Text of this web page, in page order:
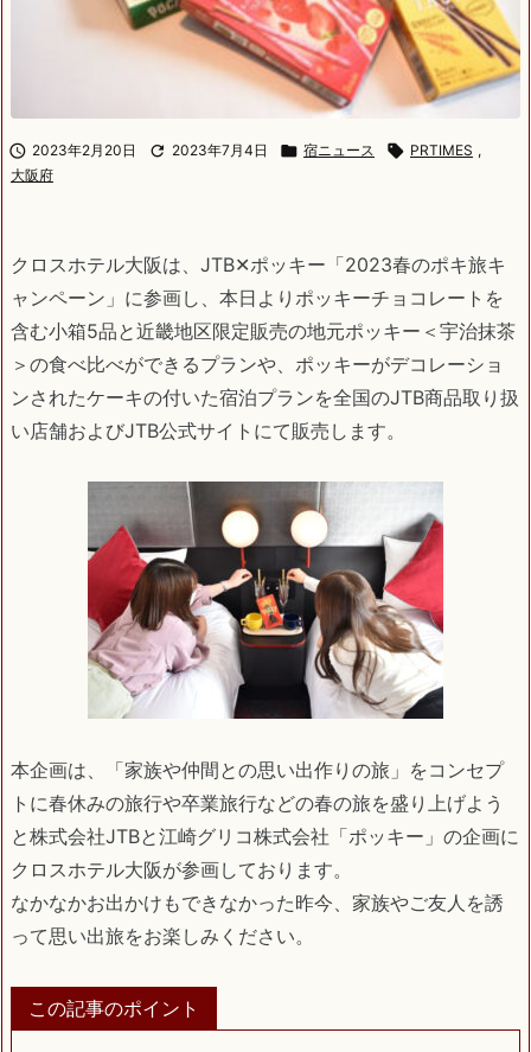
 2023年2月20日  2023年7月4日  宿ニュース  PRTIMES ,
大阪府
クロスホテル大阪は、JTB✕ポッキー「2023春のポキ旅キ
ャンペーン」に参画し、本日よりポッキーチョコレートを
含む小箱5品と近畿地区限定販売の地元ポッキー＜宇治抹茶
＞の食べ比べができるプランや、ポッキーがデコレーショ
ンされたケーキの付いた宿泊プランを全国のJTB商品取り扱
い店舗およびJTB公式サイトにて販売します。
本企画は、「家族や仲間との思い出作りの旅」をコンセプ
トに春休みの旅行や卒業旅行などの春の旅を盛り上げよう
と株式会社JTBと江崎グリコ株式会社「ポッキー」の企画に
クロスホテル大阪が参画しております。
なかなかお出かけもできなかった昨今、家族やご友人を誘
って思い出旅をお楽しみください。
この記事のポイント